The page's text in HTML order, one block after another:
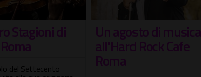
di musica
Cafe
The Scratch in
Tre nuove date italiane per la
folk-metal irlandese